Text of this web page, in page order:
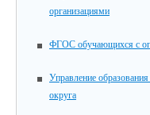
организациями
ФГОС обучающихся с
Управление
округа